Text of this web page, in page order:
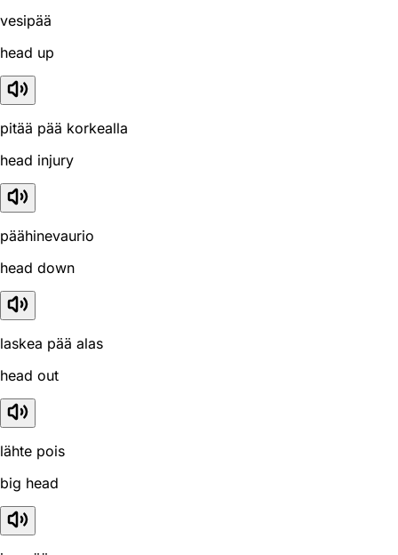
vesipää
head up
pitää pää korkealla
head injury
päähinevaurio
head down
laskea pää alas
head out
lähte pois
big head